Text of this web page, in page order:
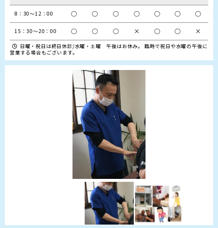
8：30～12：00 ○ ○ ○ ○ ○ ○ ○
15：30～20：00 ○ ○ ○ × ○ ○ ×
日曜・祝日は終日休診/水曜・土曜 午後はお休み。 臨時で祝日や水曜の午後に
営業する場合もございます。